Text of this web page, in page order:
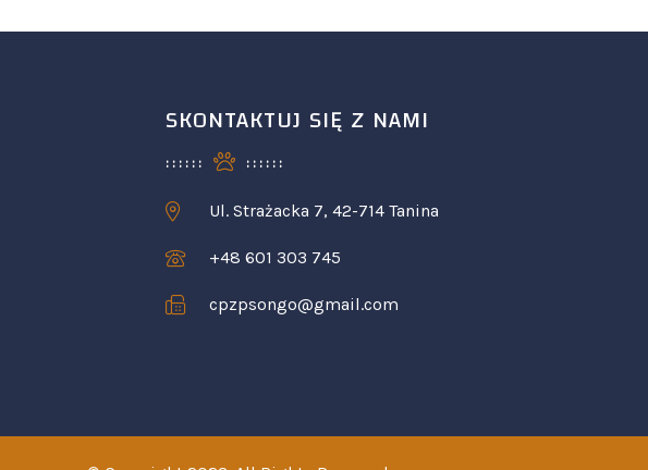
SKONTAKTUJ SIĘ Z NAMI
Ul. Strażacka 7, 42-714 Tanina
+48 601 303 745
cpzpsongo@gmail.com